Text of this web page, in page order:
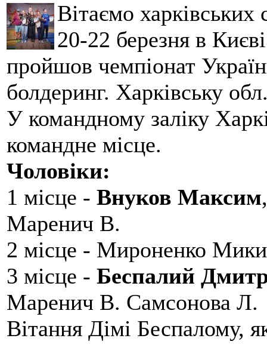
Вітаємо
20-22 березня в
пройшов чемпіонат
болдеринг. Харківську
У командному заліку
командне місце.
Чоловіки:
1 місце - Внуков Максим
Маренич В.
2 місце - Мироненко
3 місце - Беспалий
Маренич В. Самсонова Л.
Вітання Дімі Беспалому,